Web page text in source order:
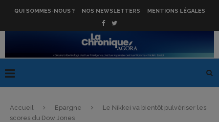
QUI SOMMES-NOUS ? NOS NEWSLETTERS MENTIONS LÉGALES
Accueil Epargne
Le Nikkei va bientôt pulvériser les
scores du Dow Jones